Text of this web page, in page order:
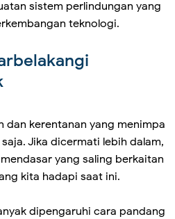
sistem perlindungan yang
teknologi.
dan kerentanan yang menimpa
Jika dicermati lebih dalam,
yang saling berkaitan
kita hadapi saat ini.
dipengaruhi cara pandang